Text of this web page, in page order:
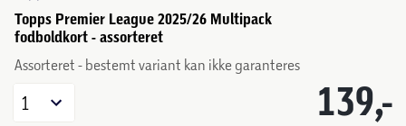
Topps Premier League 2025/26 Multipack
fodboldkort - assorteret
Assorteret - bestemt variant kan ikke garanteres
139,-
1